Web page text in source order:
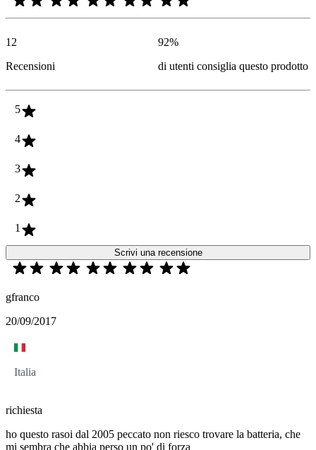
12
Recensioni
92%
di utenti consiglia questo prodotto
5
4
3
2
1
Scrivi una recensione
gfranco
20/09/2017
Italia
richiesta
ho questo rasoi dal 2005 peccato non riesco trovare la batteria, che
mi sembra che abbia perso un po' di forza